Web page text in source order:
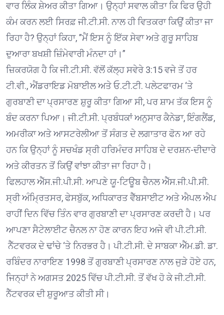
ਵਾਰ ਲਿੰਕ ਸ਼ੇਅਰ ਕੀਤਾ ਗਿਆ। ਉਨ੍ਹਾਂ ਸਵਾਲ ਕੀਤਾ ਕਿ ਫਿਰ ਉਹੀ
ਕੰਮ ਕਰਨ ਲਈ ਸਿਰਫ਼ ਜੀ.ਟੀ.ਸੀ. ਨਾਲ ਹੀ ਵਿਤਕਰਾ ਕਿਉਂ ਕੀਤਾ ਜਾ
ਰਿਹਾ ਹੈ? ਉਨ੍ਹਾਂ ਕਿਹਾ, ”ਮੈਂ ਇਸ ਨੂੰ ਇੱਕ ਸੇਵਾ ਅਤੇ ਗੁਰੂ ਸਾਹਿਬ
ਦੁਆਰਾ ਬਖਸ਼ੀ ਜ਼ਿੰਮੇਵਾਰੀ ਮੰਨਦਾ ਹਾਂ।”
ਜ਼ਿਕਰਯੋਗ ਹੈ ਕਿ ਜੀ.ਟੀ.ਸੀ. ਵੱਲੋਂ ਕੱਲ੍ਹ ਸਵੇਰੇ 3:15 ਵਜੇ ਤੋਂ ਹਰ
ਟੀ.ਵੀ., ਐਂਡਰਾਇਡ ਮੋਬਾਈਲ ਅਤੇ ਓ.ਟੀ.ਟੀ. ਪਲੇਟਫਾਰਮ ‘ਤੇ
ਗੁਰਬਾਣੀ ਦਾ ਪ੍ਰਸਾਰਣ ਸ਼ੁਰੂ ਕੀਤਾ ਗਿਆ ਸੀ, ਪਰ ਸ਼ਾਮ ਤੱਕ ਇਸ ਨੂੰ
ਬੰਦ ਕਰਨਾ ਪਿਆ। ਜੀ.ਟੀ.ਸੀ. ਪ੍ਰਬੰਧਕਾਂ ਅਨੁਸਾਰ ਕੈਨੇਡਾ, ਇੰਗਲੈਂਡ,
ਅਮਰੀਕਾ ਅਤੇ ਆਸਟਰੇਲੀਆ ਤੋਂ ਸੰਗਤ ਦੇ ਲਗਾਤਾਰ ਫੋਨ ਆ ਰਹੇ
ਹਨ ਕਿ ਉਨ੍ਹਾਂ ਨੂੰ ਸਚਖੰਡ ਸ੍ਰੀ ਹਰਿਮੰਦਰ ਸਾਹਿਬ ਦੇ ਦਰਸ਼ਨ-ਦੀਦਾਰੇ
ਅਤੇ ਕੀਰਤਨ ਤੋਂ ਕਿਉਂ ਵਾਂਝਾ ਕੀਤਾ ਜਾ ਰਿਹਾ ਹੈ।
ਫਿਲਹਾਲ ਐੱਸ.ਜੀ.ਪੀ.ਸੀ. ਆਪਣੇ ਯੂ-ਟਿਊਬ ਚੈਨਲ ਐੱਸ.ਜੀ.ਪੀ.ਸੀ.
ਸ੍ਰੀ ਅੰਮ੍ਰਿਤਸਰ, ਫੇਸਬੁੱਕ, ਅਧਿਕਾਰਤ ਵੈੱਬਸਾਈਟ ਅਤੇ ਐਪਲ ਐਪ
ਰਾਹੀਂ ਦਿਨ ਵਿੱਚ ਤਿੰਨ ਵਾਰ ਗੁਰਬਾਣੀ ਦਾ ਪ੍ਰਸਾਰਣ ਕਰਦੀ ਹੈ। ਪਰ
ਆਪਣਾ ਸੈਟੇਲਾਈਟ ਚੈਨਲ ਨਾ ਹੋਣ ਕਾਰਨ ਇਹ ਅਜੇ ਵੀ ਪੀ.ਟੀ.ਸੀ.
ਨੈੱਟਵਰਕ ਦੇ ਢਾਂਚੇ ‘ਤੇ ਨਿਰਭਰ ਹੈ। ਪੀ.ਟੀ.ਸੀ. ਦੇ ਸਾਬਕਾ ਐੱਮ.ਡੀ. ਡਾ.
ਰਬਿੰਦਰ ਨਾਰਾਇਣ 1998 ਤੋਂ ਗੁਰਬਾਣੀ ਪ੍ਰਸਾਰਣ ਨਾਲ ਜੁੜੇ ਹੋਏ ਹਨ,
ਜਿਨ੍ਹਾਂ ਨੇ ਅਗਸਤ 2025 ਵਿੱਚ ਪੀ.ਟੀ.ਸੀ. ਤੋਂ ਵੱਖ ਹੋ ਕੇ ਜੀ.ਟੀ.ਸੀ.
ਨੈੱਟਵਰਕ ਦੀ ਸ਼ੁਰੂਆਤ ਕੀਤੀ ਸੀ।